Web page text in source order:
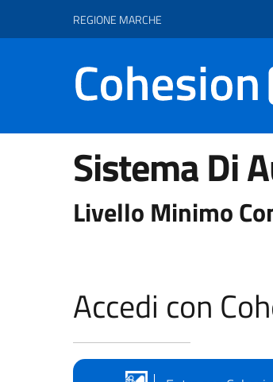
REGIONE MARCHE
Sistema Di
Livello Minimo
Accedi con